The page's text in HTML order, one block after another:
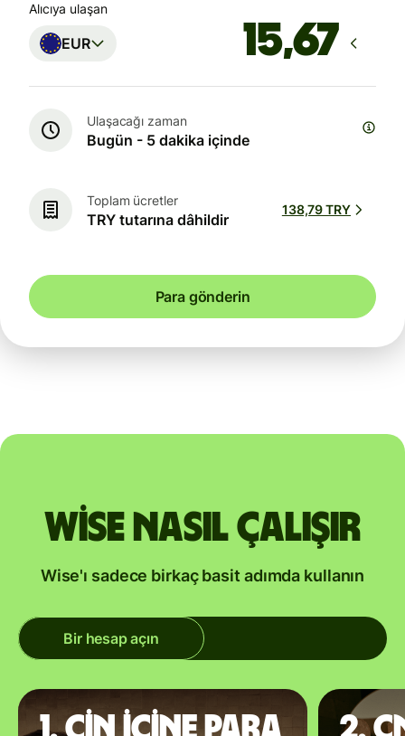
Alıcıya ulaşan
EUR
Ulaşacağı zaman
Bugün - 5 dakika içinde
Toplam ücretler
TRY tutarına dâhildir
138,79 TRY
Para gönderin
Wise nasıl çalışır
Wise'ı sadece birkaç basit adımda kullanın
Bir hesap açın